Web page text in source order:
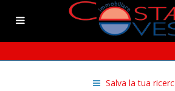
Salva la tua